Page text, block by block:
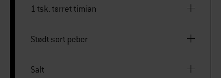
1 tsk. tørret timian
Stødt sort peber
Salt